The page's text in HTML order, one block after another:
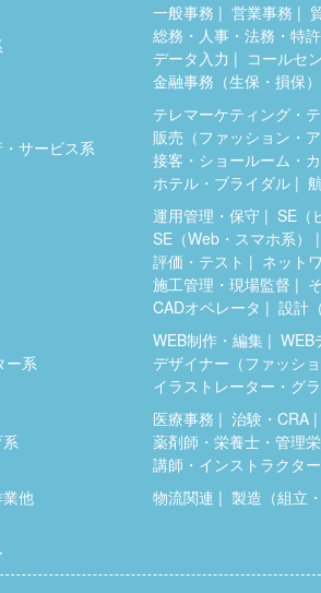
一般事務 営業事務
総務・人事・法務・特
データ入力
コールセ
金融事務（生保・損保）
サービス系
テレマーケティング・
販売（ファッション・
接客・ショールーム・
ホテル・ブライダル
運用管理・保守 SE（
SE（Web・スマホ系）
評価・テスト
ネット
施工管理・現場監督
CADオペレータ
設計
ー系
WEB制作・編集 WEB
デザイナー（ファッシ
イラストレーター・グ
医療事務 治験・CRA
薬剤師・栄養士・管理
講師・インストラクタ
他
物流関連 製造（組立・